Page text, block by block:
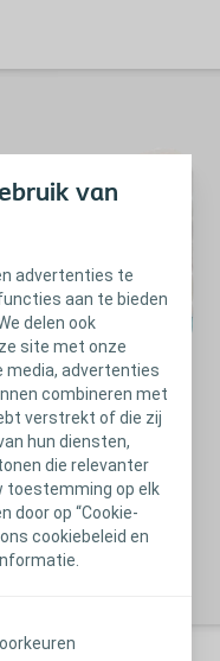
van
advertenties te
aan te bieden
delen ook
site met onze
media, advertenties
combineren met
verstrekt of die zij
hun diensten,
die relevanter
toestemming op elk
door op “Cookie-
cookiebeleid en
®
Coloplast,
en uw huid te